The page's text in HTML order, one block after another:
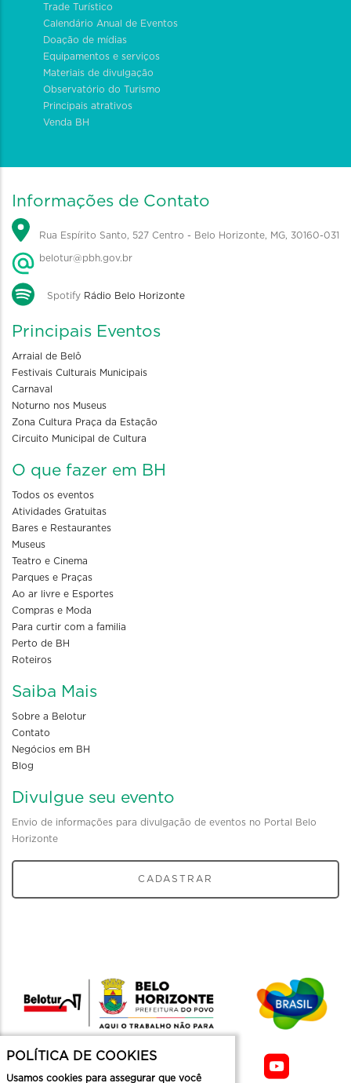
Trade Turístico
Calendário Anual de Eventos
Doação de mídias
Equipamentos e serviços
Materiais de divulgação
Observatório do Turismo
Principais atrativos
Venda BH
Informações de Contato
Rua Espírito Santo, 527 Centro - Belo Horizonte, MG, 30160-031
belotur@pbh.gov.br
Spotify Rádio Belo Horizonte
Principais Eventos
Arraial de Belô
Festivais Culturais Municipais
Carnaval
Noturno nos Museus
Zona Cultura Praça da Estação
Circuito Municipal de Cultura
O que fazer em BH
Todos os eventos
Atividades Gratuitas
Bares e Restaurantes
Museus
Teatro e Cinema
Parques e Praças
Ao ar livre e Esportes
Compras e Moda
Para curtir com a familia
Perto de BH
Roteiros
Saiba Mais
Sobre a Belotur
Contato
Negócios em BH
Blog
Divulgue seu evento
Envio de informações para divulgação de eventos no Portal Belo
Horizonte
CADASTRAR
POLÍTICA DE COOKIES
Usamos cookies para assegurar que você